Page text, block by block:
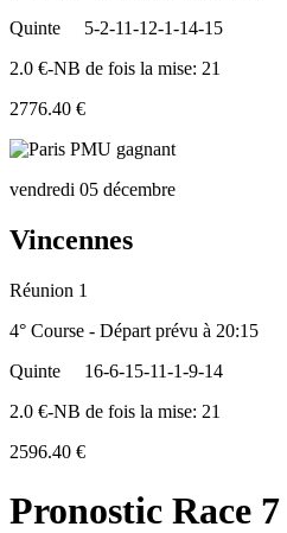
Quinte
5-2-11-12-1-14-15
2.0 €-NB de fois la mise: 21
2776.40 €
vendredi 05 décembre
Vincennes
Réunion 1
4° Course - Départ prévu à 20:15
Quinte
16-6-15-11-1-9-14
2.0 €-NB de fois la mise: 21
2596.40 €
Pronostic Race 7